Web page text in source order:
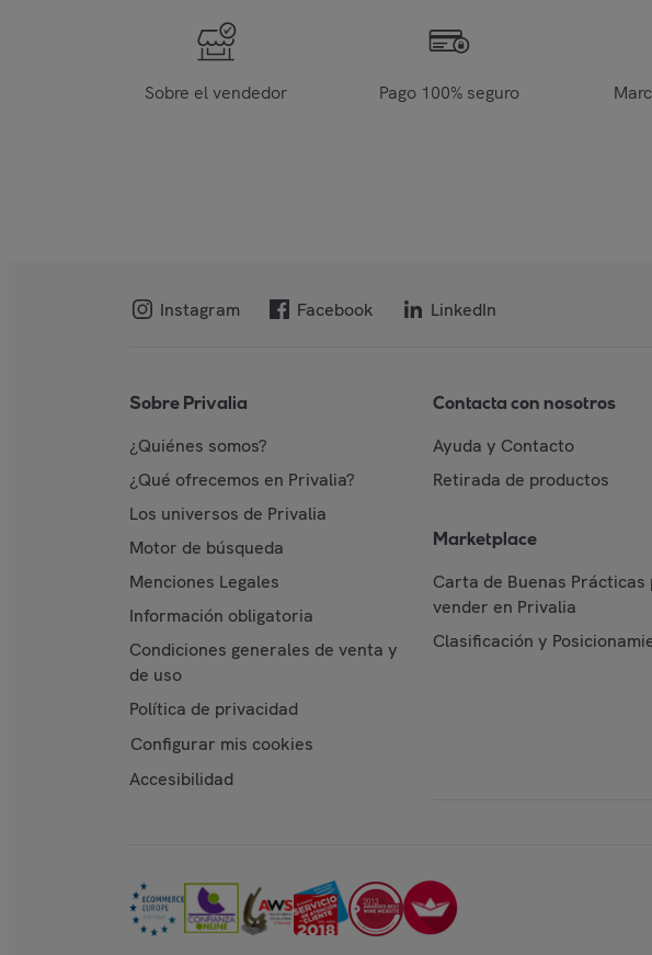
Sobre el vendedor Pago 100% seguro
Instagram Facebook LinkedIn
Sobre Privalia
¿Quiénes somos?
¿Qué ofrecemos en Privalia?
Los universos de Privalia
Motor de búsqueda
Menciones Legales
Información obligatoria
Condiciones generales de venta y
de uso
Política de privacidad
Configurar mis cookies
Accesibilidad
Contacta con nosotros
Ayuda y Contacto
Retirada de productos
Marketplace
Carta de Buenas Prácticas
vender en Privalia
Clasificación y